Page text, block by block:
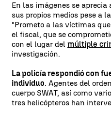
En las imágenes se
sus propios medios pese a
"Prometo a las víctimas
el fiscal, que se
con el lugar del múltiple
investigación.
La policía respondió con
individuo. Agentes del
cuerpo SWAT, así como
tres helicópteros han